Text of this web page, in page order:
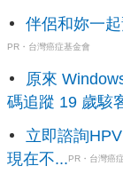
伴侶和妳一
PR・台灣癌症基金會
原來
碼追蹤 19 歲駭
立即諮詢
現在不...PR・台灣癌